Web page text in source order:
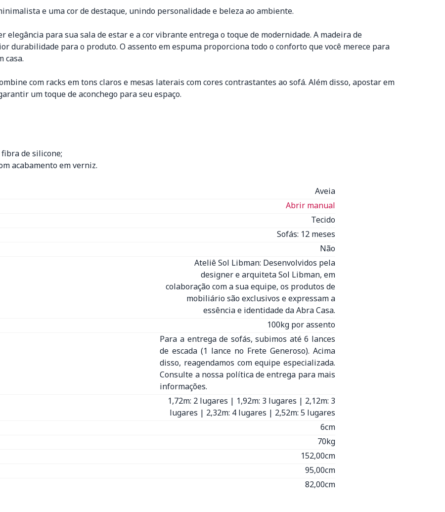
e uma cor de destaque, unindo personalidade e beleza ao ambiente.
para sua sala de estar e a cor vibrante entrega o toque de modernidade. A madeira de
durabilidade para o produto. O assento em espuma proporciona todo o conforto que você merece para
casa.
com racks em tons claros e mesas laterais com cores contrastantes ao sofá. Além disso, apostar em
um toque de aconchego para seu espaço.
de silicone;
acabamento em verniz.
Aveia
Abrir manual
Tecido
Sofás: 12 meses
Não
Ateliê Sol Libman: Desenvolvidos pela
designer e arquiteta Sol Libman, em
colaboração com a sua equipe, os produtos de
mobiliário são exclusivos e expressam a
essência e identidade da Abra Casa.
100kg por assento
Para a entrega de sofás, subimos até 6 lances
de escada (1 lance no Frete Generoso). Acima
disso, reagendamos com equipe especializada.
Consulte a nossa política de entrega para mais
informações.
1,72m: 2 lugares | 1,92m: 3 lugares | 2,12m: 3
lugares | 2,32m: 4 lugares | 2,52m: 5 lugares
6cm
70kg
152,00cm
95,00cm
82,00cm